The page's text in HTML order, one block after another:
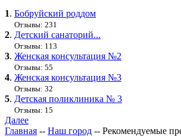
1. Бобруйский роддом
Отзывы: 231
2. Детский санаторий...
Отзывы: 113
3. Женская консультация №2
Отзывы: 55
4. Женская консультация №3
Отзывы: 32
5. Детская поликлиника № 3
Отзывы: 15
Далее
Главная -- Наш город -- Рекомендуемые